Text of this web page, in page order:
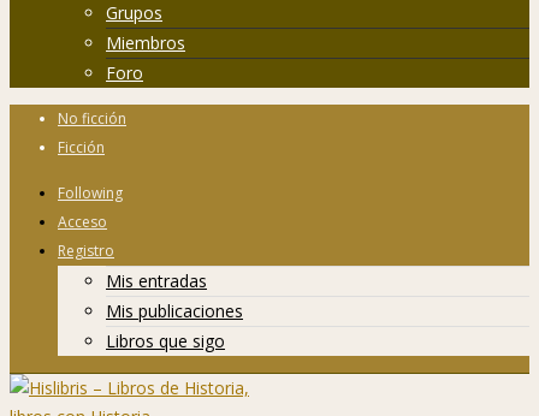
Grupos
Miembros
Foro
No ficción
Ficción
Following
Acceso
Registro
Mis entradas
Mis publicaciones
Libros que sigo